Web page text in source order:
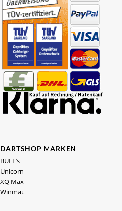
DARTSHOP MARKEN
BULL’s
Unicorn
XQ Max
Winmau